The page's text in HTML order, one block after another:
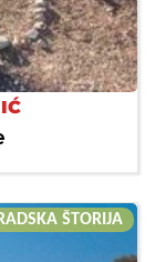
ŠTORIJA